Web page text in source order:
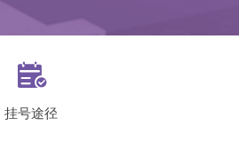

挂号途径